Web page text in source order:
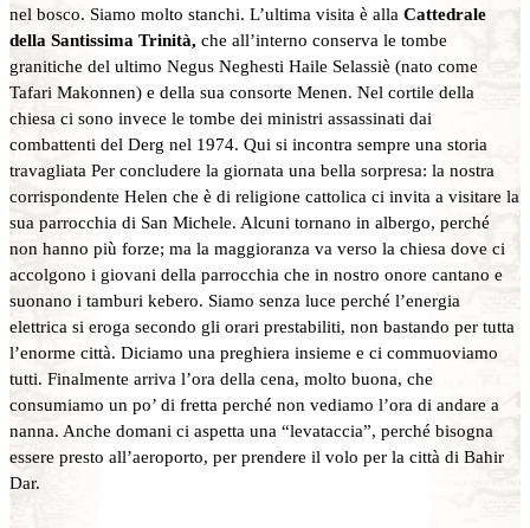
nel bosco. Siamo molto stanchi. L’ultima visita è alla Cattedrale
della Santissima Trinità, che all’interno conserva le tombe
granitiche del ultimo Negus Neghesti Haile Selassiè (nato come
Tafari Makonnen) e della sua consorte Menen. Nel cortile della
chiesa ci sono invece le tombe dei ministri assassinati dai
combattenti del Derg nel 1974. Qui si incontra sempre una storia
travagliata Per concludere la giornata una bella sorpresa: la nostra
corrispondente Helen che è di religione cattolica ci invita a visitare la
sua parrocchia di San Michele. Alcuni tornano in albergo, perché
non hanno più forze; ma la maggioranza va verso la chiesa dove ci
accolgono i giovani della parrocchia che in nostro onore cantano e
suonano i tamburi kebero. Siamo senza luce perché l’energia
elettrica si eroga secondo gli orari prestabiliti, non bastando per tutta
l’enorme città. Diciamo una preghiera insieme e ci commuoviamo
tutti. Finalmente arriva l’ora della cena, molto buona, che
consumiamo un po’ di fretta perché non vediamo l’ora di andare a
nanna. Anche domani ci aspetta una “levataccia”, perché bisogna
essere presto all’aeroporto, per prendere il volo per la città di Bahir
Dar.